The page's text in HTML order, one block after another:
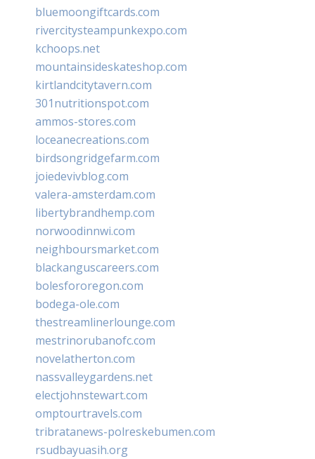
bluemoongiftcards.com
rivercitysteampunkexpo.com
kchoops.net
mountainsideskateshop.com
kirtlandcitytavern.com
301nutritionspot.com
ammos-stores.com
loceanecreations.com
birdsongridgefarm.com
joiedevivblog.com
valera-amsterdam.com
libertybrandhemp.com
norwoodinnwi.com
neighboursmarket.com
blackanguscareers.com
bolesfororegon.com
bodega-ole.com
thestreamlinerlounge.com
mestrinorubanofc.com
novelatherton.com
nassvalleygardens.net
electjohnstewart.com
omptourtravels.com
tribratanews-polreskebumen.com
rsudbayuasih.org